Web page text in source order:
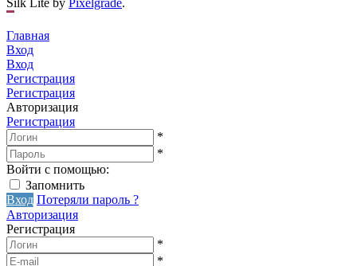
Silk Lite by Pixelgrade.
Главная
Вход
Вход
Регистрация
Регистрация
Авторизация
Регистрация
*
*
Войти с помощью:
Запомнить
Вход Потеряли пароль ?
Авторизация
Регистрация
*
*